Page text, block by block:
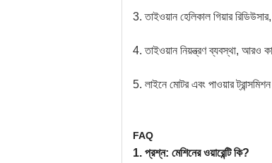
3. তাইওয়ান হেলিকাল গিয়ার
4. তাইওয়ান নিয়ন্ত্রণ ব্যবস্থা, আরও
5. লাইনে মোটর এবং পাওয়ার
FAQ
1. প্রশ্ন: মেশিনের ওয়ারেন্টি কি?